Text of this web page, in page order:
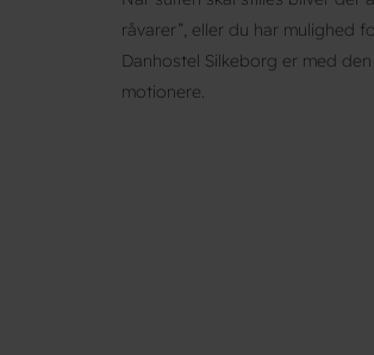
råvarer”, eller du har mulighed
Danhostel Silkeborg er med
motionere.